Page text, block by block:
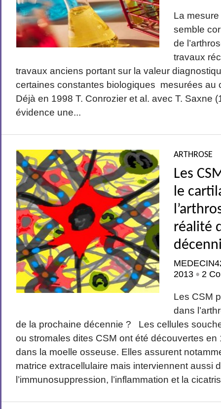
La
semble
de
travaux
travaux anciens portant sur la valeur
certaines constantes biologiques mesurées au
Déjà en 1998 T. Conrozier et al. avec T. Saxne
évidence une...
ARTHROSE
Les
le
réalité
2013 •2
Les CSM
dans
de la prochaine décennie ? Les cellules
ou stromales dites CSM ont été découvertes
dans la moelle osseuse. Elles assurent
matrice extracellulaire mais interviennent aussi
l’immunosuppression, l’inflammation et la